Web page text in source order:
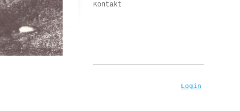
Kontakt
Login